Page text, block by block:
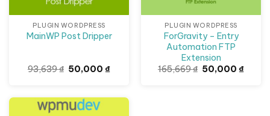
PLUGIN WORDPRESS
MainWP Post Dripper
93,639₫ Giá
gốc
50,000₫Giá
50,000 ₫.
PLUGIN WORDPRESS
ForGravity – Entry
Automation FTP
Extension
165,669₫ Giá
gốc
50,000₫Giá
Giảm giá!